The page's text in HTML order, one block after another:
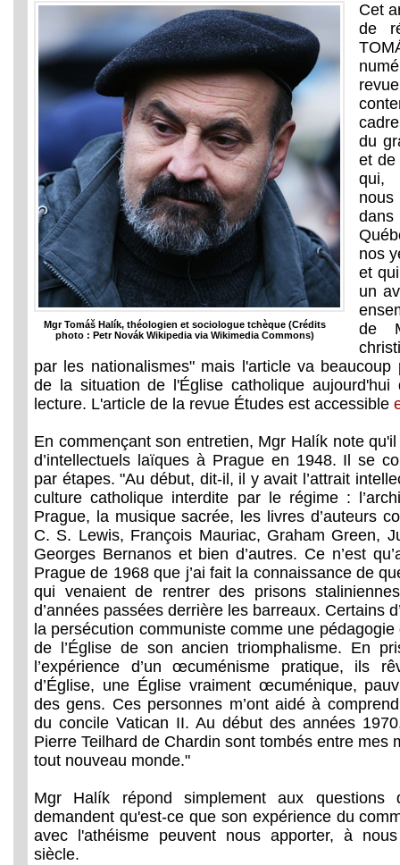
Mgr Tomáš Halík, théologien et sociologue tchèque (Crédits
photo : Petr Novák Wikipedia via Wikimedia Commons)
Cet
de
du
et de
qui,
nos
et
un
de
par les nationalismes" mais l'article va
de la situation de l'Église catholique aujourd'hui
lecture. L'article de la revue Études est accessible
En commençant son entretien, Mgr Halík note
d’intellectuels laïques à Prague en 1948. Il se
par étapes. "Au début, dit-il, il y avait l’attrait
culture catholique interdite par le régime :
Prague, la musique sacrée, les livres d’auteurs
C. S. Lewis, François Mauriac, Graham Green,
Georges Bernanos et bien d’autres. Ce n’est
Prague de 1968 que j’ai fait la connaissance de
qui venaient de rentrer des prisons
d’années passées derrière les barreaux. Certains
la persécution communiste comme une
de l’Église de son ancien triomphalisme. En
l’expérience d’un œcuménisme pratique, ils
d’Église, une Église vraiment œcuménique,
des gens. Ces personnes m’ont aidé à
du concile Vatican II. Au début des années
Pierre Teilhard de Chardin sont tombés entre mes
tout nouveau monde."
Mgr Halík répond simplement aux questions
demandent qu'est-ce que son expérience du
avec l'athéisme peuvent nous apporter, à
siècle.